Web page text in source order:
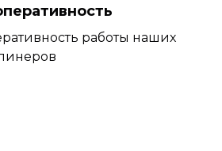
работы наших